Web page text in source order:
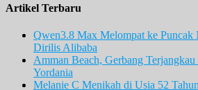
Artikel Terbaru
Qwen3.8 Max Melompat ke
Dirilis Alibaba
Amman Beach, Gerbang
Yordania
Melanie C Menikah di Usia 52